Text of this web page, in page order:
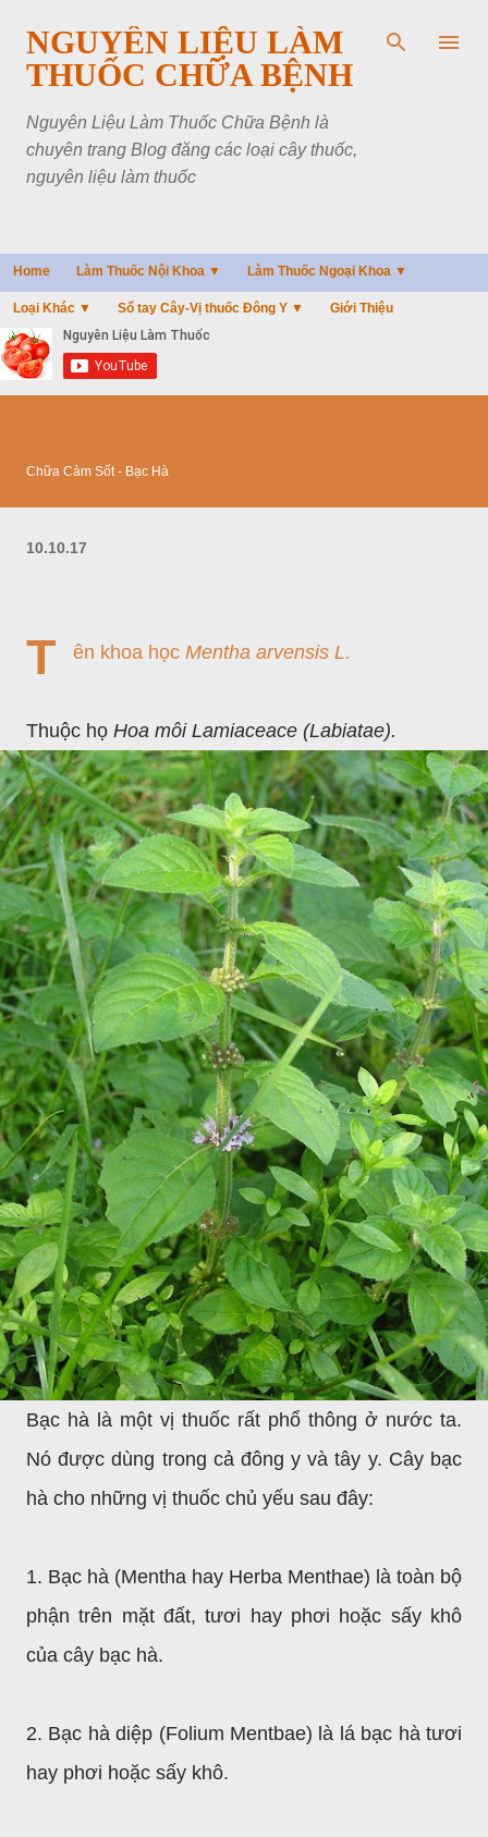
Chuyển đến nội dung chính
NGUYÊN LIỆU LÀM
THUỐC CHỮA BỆNH
Nguyên Liệu Làm Thuốc Chữa Bệnh là
chuyên trang Blog đăng các loại cây thuốc,
nguyên liệu làm thuốc
Home Làm Thuốc Nội Khoa ▼ Làm Thuốc Ngoại Khoa ▼
Loại Khác ▼ Sổ tay Cây-Vị thuốc Đông Y ▼ Giới Thiệu
Chữa Cảm Sốt - Bạc Hà
10.10.17
T ên khoa học Mentha arvensis L.
Thuộc họ Hoa môi Lamiaceace (Labiatae).
Bạc hà là một vị thuốc rất phổ thông ở nước ta.
Nó được dùng trong cả đông y và tây y. Cây bạc
hà cho những vị thuốc chủ yếu sau đây:
1. Bạc hà (Mentha hay Herba Menthae) là toàn bộ
phận trên mặt đất, tươi hay phơi hoặc sấy khô
của cây bạc hà.
2. Bạc hà diệp (Folium Mentbae) là lá bạc hà tươi
hay phơi hoặc sấy khô.